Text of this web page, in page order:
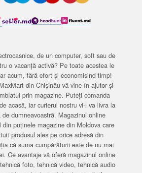
de un computer, soft sau de
o vacanță activă? Pe toate acestea le
acum, fără efort și economisind timp!
din Chișinău vă vine în ajutor și
prin magazine. Puteți comanda
acasă, iar curierul nostru vi-l va livra la
dumneavoastră. Magazinul online
din puținele magazine din Moldova care
produsul ales pe orice adresă din
că suma cumpărăturii este de nu mai
Ce avantaje vă oferă magazinul online
foto, tehnică video, tehnică audio